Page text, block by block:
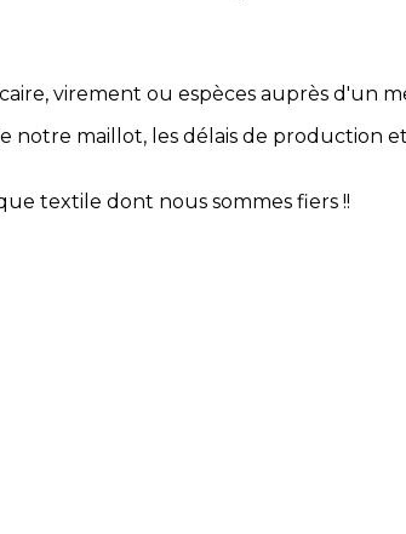
virement ou espèces auprès d'un
maillot, les délais de production
textile dont nous sommes fiers !!